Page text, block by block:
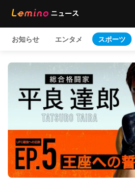
お知らせ エンタメ スポーツ